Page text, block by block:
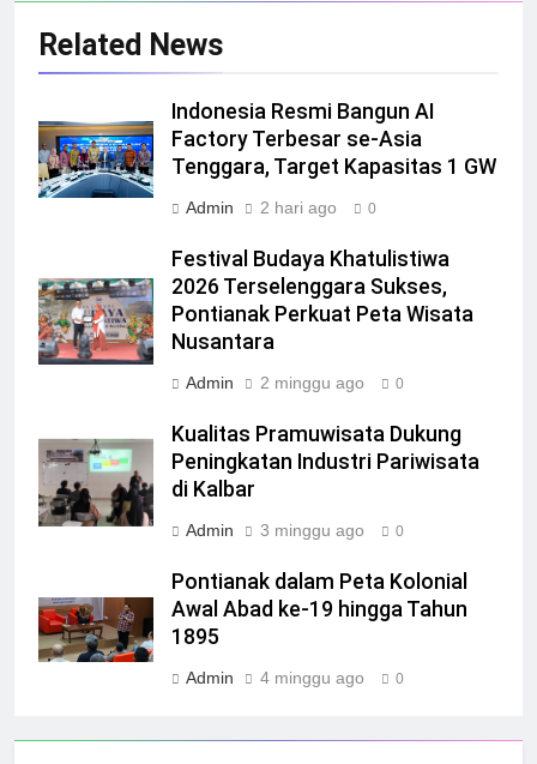
Related News
Indonesia Resmi Bangun AI
Factory Terbesar se-Asia
Tenggara, Target Kapasitas 1 GW
Admin 2 hari ago 0
Festival Budaya Khatulistiwa
2026 Terselenggara Sukses,
Pontianak Perkuat Peta Wisata
Nusantara
Admin 2 minggu ago 0
Kualitas Pramuwisata Dukung
Peningkatan Industri Pariwisata
di Kalbar
Admin 3 minggu ago 0
Pontianak dalam Peta Kolonial
Awal Abad ke-19 hingga Tahun
1895
Admin 4 minggu ago 0